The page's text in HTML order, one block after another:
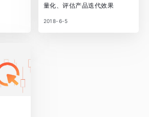
量化、评估产品迭代效果
2018-6-5